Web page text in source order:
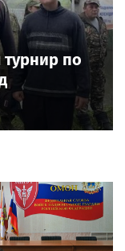
турнир по